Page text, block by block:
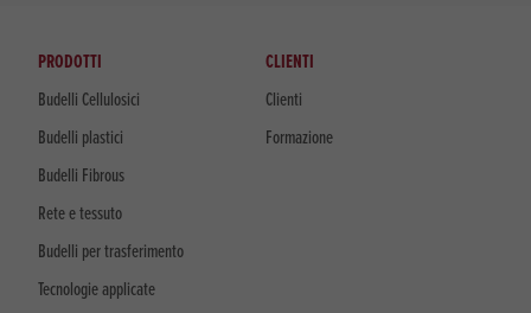
PRODOTTI
Budelli Cellulosici
Budelli plastici
Budelli Fibrous
Rete e tessuto
Budelli per trasferimento
Tecnologie applicate
CLIENTI
Clienti
Formazione